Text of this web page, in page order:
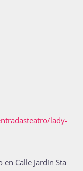
lady-
en Calle Jardín Sta